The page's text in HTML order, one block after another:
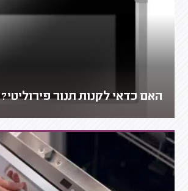
האם כדאי לקנות תנור פירוליטי?